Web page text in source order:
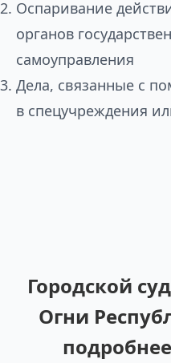
Оспаривание
органов
самоуправления
Дела, связанные с
в спецучреждения
Городской
Огни